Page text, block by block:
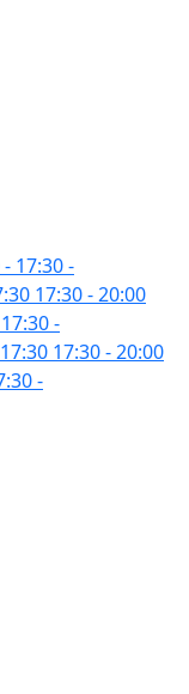
17:30-
17:30 - 20:00
-
17:30 - 20:00
-